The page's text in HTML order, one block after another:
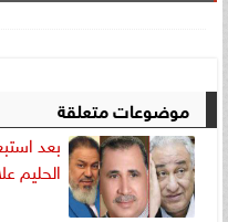
موضوعات متعلقة
بعد
الحليم